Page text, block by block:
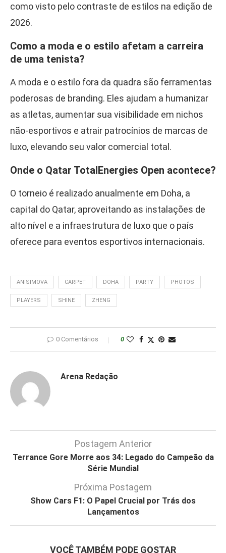
como visto pelo contraste de estilos na edição de
2026.
Como a moda e o estilo afetam a carreira
de uma tenista?
A moda e o estilo fora da quadra são ferramentas
poderosas de branding. Eles ajudam a humanizar
as atletas, aumentar sua visibilidade em nichos
não-esportivos e atrair patrocínios de marcas de
luxo, elevando seu valor comercial total.
Onde o Qatar TotalEnergies Open acontece?
O torneio é realizado anualmente em Doha, a
capital do Qatar, aproveitando as instalações de
alto nível e a infraestrutura de luxo que o país
oferece para eventos esportivos internacionais.
ANISIMOVA CARPET DOHA PARTY PHOTOS
PLAYERS SHINE ZHENG
0 Comentários 0
Arena Redação
Postagem Anterior
Terrance Gore Morre aos 34: Legado do Campeão da
Série Mundial
Próxima Postagem
Show Cars F1: O Papel Crucial por Trás dos
Lançamentos
VOCÊ TAMBÉM PODE GOSTAR